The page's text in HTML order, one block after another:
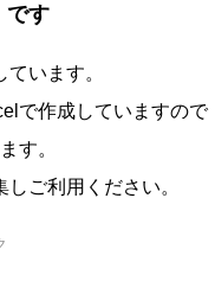
です
います。
で作成していますので
す。
ご利用ください。